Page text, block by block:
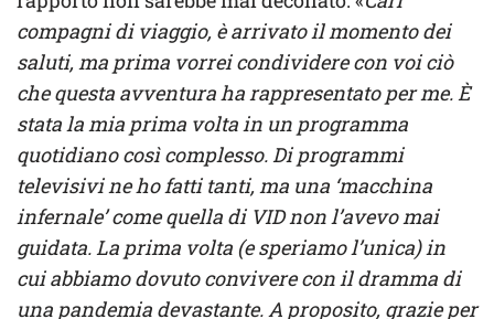
compagni di viaggio, è arrivato il momento dei
saluti, ma prima vorrei condividere con voi ciò
che questa avventura ha rappresentato per me.È
stata la mia prima volta in un programma
quotidiano così complesso. Di programmi
televisivi ne ho fatti tanti, ma una ‘macchina
infernale’ come quella di VID non l’avevo mai
guidata. La prima volta (e speriamo l’unica) in
cui abbiamo dovuto convivere con il dramma di
una pandemia devastante. A proposito, grazie per